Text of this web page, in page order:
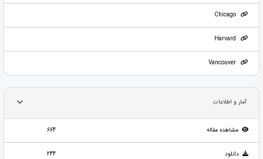
Chicago
Vancouver
آمار و اطلاعات
مشاهده مقاله 664
دانلود 244